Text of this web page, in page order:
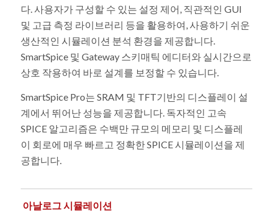
다. 사용자가 구성할 수 있는 설정 제어, 직관적인 GUI
및 고급 측정 라이브러리 등을 활용하여, 사용하기 쉬운
생산적인 시뮬레이션 분석 환경을 제공합니다.
SmartSpice 및 Gateway 스키매틱 에디터와 실시간으로
상호 작용하여 바로 설계를 보정할 수 있습니다.
SmartSpice Pro는 SRAM 및 TFT기반의 디스플레이 설
계에서 뛰어난 성능을 제공합니다. 독자적인 고속
SPICE 알고리즘은 수백만 규모의 메모리 및 디스플레
이 회로에 매우 빠르고 정확한 SPICE 시뮬레이션을 제
공합니다.
아날로그 시뮬레이션